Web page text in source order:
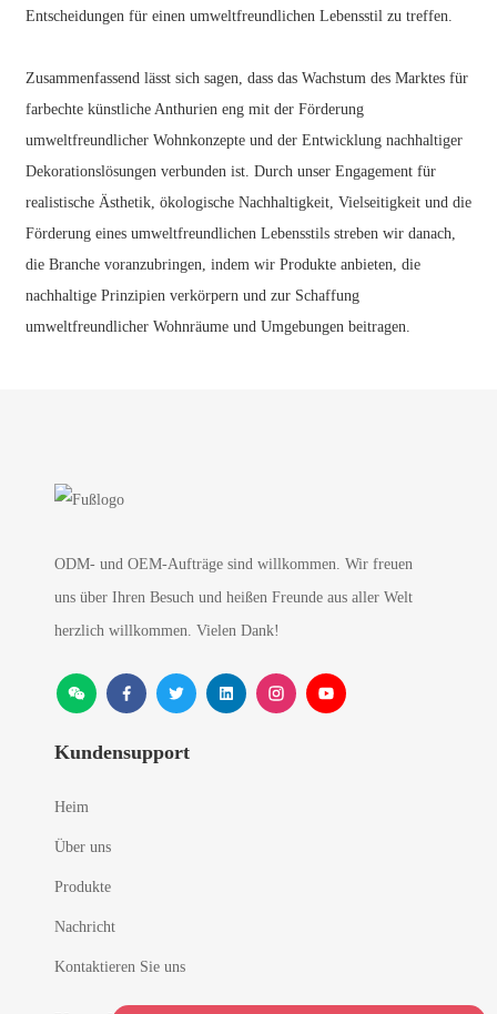
Entscheidungen für einen umweltfreundlichen Lebensstil zu treffen.
Zusammenfassend lässt sich sagen, dass das Wachstum des Marktes für
farbechte künstliche Anthurien eng mit der Förderung
umweltfreundlicher Wohnkonzepte und der Entwicklung nachhaltiger
Dekorationslösungen verbunden ist. Durch unser Engagement für
realistische Ästhetik, ökologische Nachhaltigkeit, Vielseitigkeit und die
Förderung eines umweltfreundlichen Lebensstils streben wir danach,
die Branche voranzubringen, indem wir Produkte anbieten, die
nachhaltige Prinzipien verkörpern und zur Schaffung
umweltfreundlicher Wohnräume und Umgebungen beitragen.
ODM- und OEM-Aufträge sind willkommen. Wir freuen
uns über Ihren Besuch und heißen Freunde aus aller Welt
herzlich willkommen. Vielen Dank!
Kundensupport
Heim
Über uns
Produkte
Nachricht
Kontaktieren Sie uns